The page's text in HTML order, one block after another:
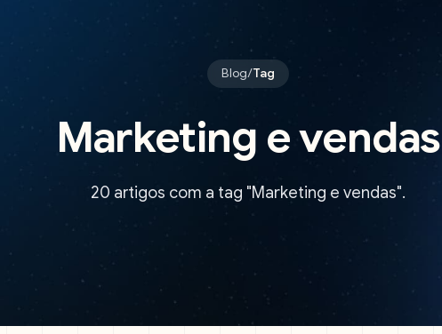
Blog/Tag
Marketing e vendas
20 artigos com a tag "Marketing e vendas".